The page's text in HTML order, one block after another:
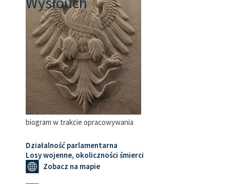
biogram w trakcie opracowywania
Działalność parlamentarna
Losy wojenne, okoliczności śmierci
Zobacz na mapie